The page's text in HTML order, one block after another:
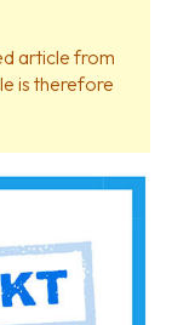
article from
is therefore